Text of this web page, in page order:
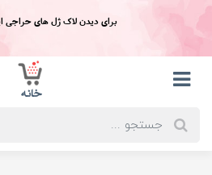
برای دیدن لاک ژل های حراجی